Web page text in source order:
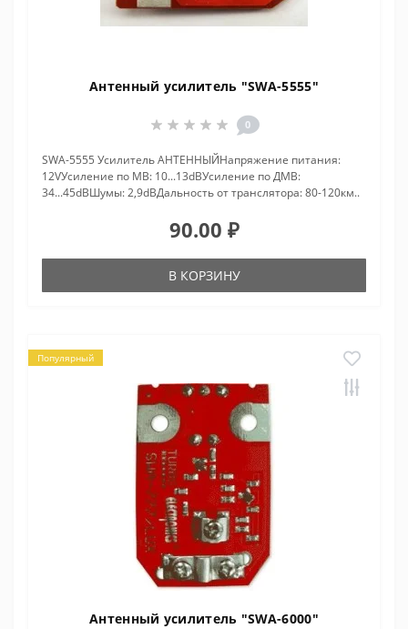
Антенный усилитель "SWA-5555"
0
SWA-5555 Усилитель АНТЕННЫЙНапряжение питания:
12VУсиление по МВ: 10...13dBУсиление по ДМВ:
34...45dBШумы: 2,9dBДальность от транслятора: 80-120км..
90.00 ₽
В КОРЗИНУ
Популярный
Антенный усилитель "SWA-6000"